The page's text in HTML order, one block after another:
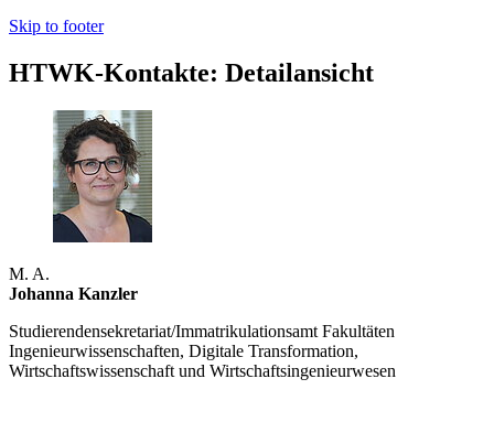
Skip to footer
HTWK-Kontakte: Detailansicht
M. A.
Johanna Kanzler
Studierendensekretariat/Immatrikulationsamt Fakultäten
Ingenieurwissenschaften, Digitale Transformation,
Wirtschaftswissenschaft und Wirtschaftsingenieurwesen